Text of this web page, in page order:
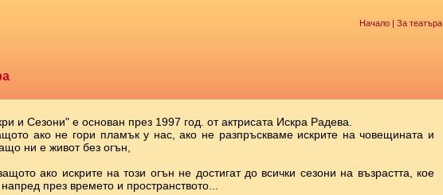
Начало | За театъра
и Сезони" е основан през 1997 год. от актрисата Искра Радева.
ако не гори пламък у нас, ако не разпръскваме искрите на човещината и
ни е живот без огън,
ако искрите на този огън не достигат до всички сезони на възрастта, кое
през времето и пространството...